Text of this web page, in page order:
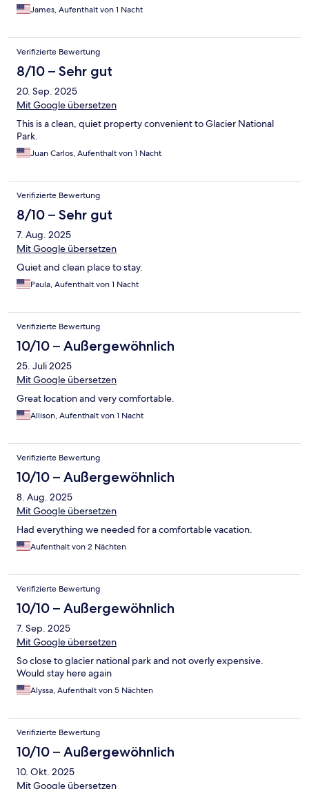
James, Aufenthalt von 1 Nacht
Verifizierte Bewertung
8/10 – Sehr gut
20. Sep. 2025
Mit Google übersetzen
This is a clean, quiet property convenient to Glacier National
Park.
Juan Carlos, Aufenthalt von 1 Nacht
Verifizierte Bewertung
8/10 – Sehr gut
7. Aug. 2025
Mit Google übersetzen
Quiet and clean place to stay.
Paula, Aufenthalt von 1 Nacht
Verifizierte Bewertung
10/10 – Außergewöhnlich
25. Juli 2025
Mit Google übersetzen
Great location and very comfortable.
Allison, Aufenthalt von 1 Nacht
Verifizierte Bewertung
10/10 – Außergewöhnlich
8. Aug. 2025
Mit Google übersetzen
Had everything we needed for a comfortable vacation.
Aufenthalt von 2 Nächten
Verifizierte Bewertung
10/10 – Außergewöhnlich
7. Sep. 2025
Mit Google übersetzen
So close to glacier national park and not overly expensive.
Would stay here again
Alyssa, Aufenthalt von 5 Nächten
Verifizierte Bewertung
10/10 – Außergewöhnlich
10. Okt. 2025
Mit Google übersetzen